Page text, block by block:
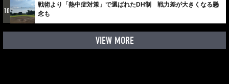
10
戦術より「熱中症対策」で選ばれたDH制 戦力差が大きくなる懸
念も
VIEW MORE